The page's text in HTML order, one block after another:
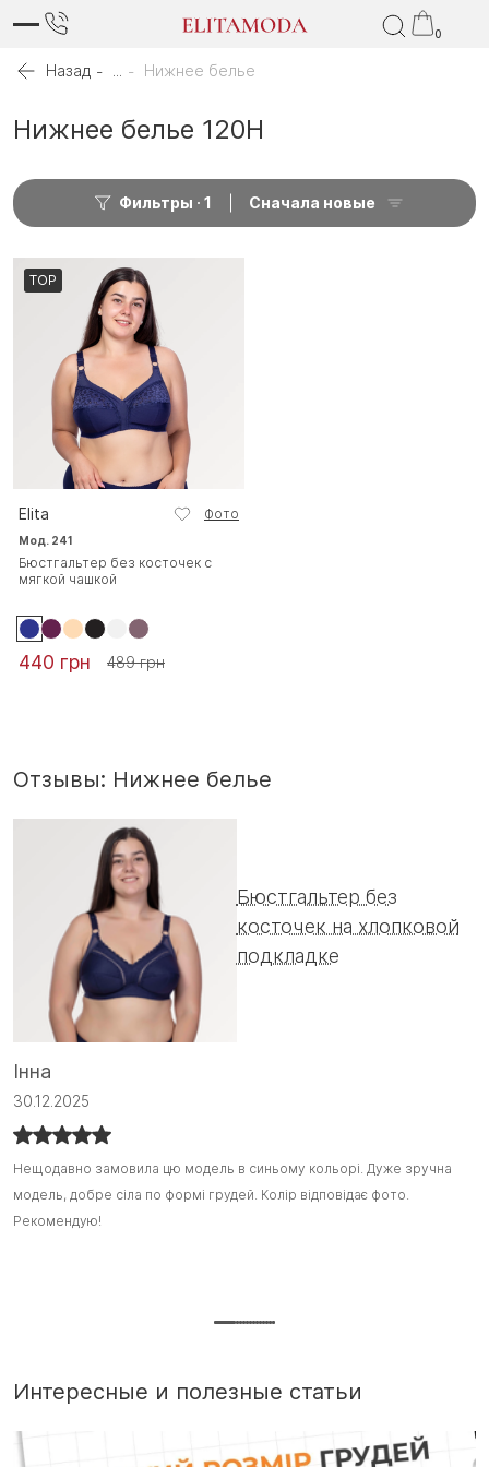
0
Назад Нижнее белье
Нижнее белье 120H
Фильтры 1 Сначала новые
TOP
Elita Фото
Мод. 241
Бюстгальтер без косточек с
мягкой чашкой
440 грн 489 грн
Отзывы: Нижнее белье
Бюстгальтер без
косточек на хлопковой
подкладке
Інна
30.12.2025
Нещодавно замовила цю модель в синьому кольорі. Дуже зручна
модель, добре сіла по формі грудей. Колір відповідає фото.
Рекомендую!
Нещодавно замовила цю модель в синьому кольорі. Дуже зручна
модель, добре сіла по формі грудей. Колір відповідає фото.
Рекомендую! :)
Интересные и полезные статьи